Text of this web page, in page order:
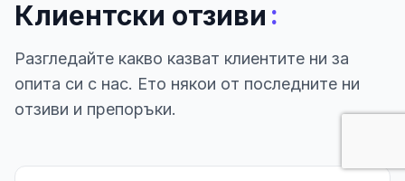
Клиентски отзиви :
Разгледайте какво казват клиентите ни за
опита си с нас. Ето някои от последните ни
отзиви и препоръки.